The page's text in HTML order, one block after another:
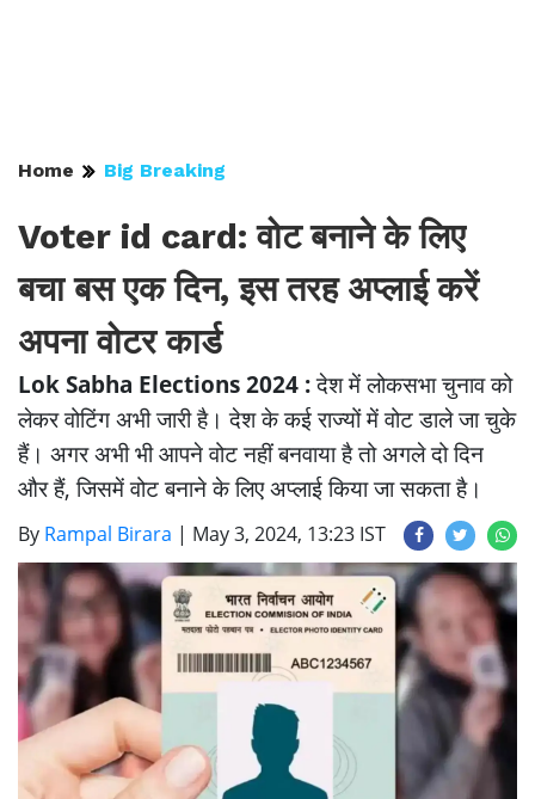
Home Big Breaking
Voter id card: वोट बनाने के लिए
बचा बस एक दिन, इस तरह अप्लाई करें
अपना वोटर कार्ड
Lok Sabha Elections 2024 :देश में लोकसभा चुनाव को
लेकर वोटिंग अभी जारी है। देश के कई राज्यों में वोट डाले जा चुके
हैं। अगर अभी भी आपने वोट नहीं बनवाया है तो अगले दो दिन
और हैं, जिसमें वोट बनाने के लिए अप्लाई किया जा सकता है।
By Rampal Birara | May 3, 2024, 13:23 IST